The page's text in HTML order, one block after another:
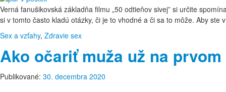
Verná fanušikovská základňa filmu „50 odtieňov sivej” si určite
si v tomto často kladú otázky, či je to vhodné a či sa to môže. Aby
Sex a vzťahy, Zdravie sex
Ako očariť muža už na
Publikované: 30. decembra 2020